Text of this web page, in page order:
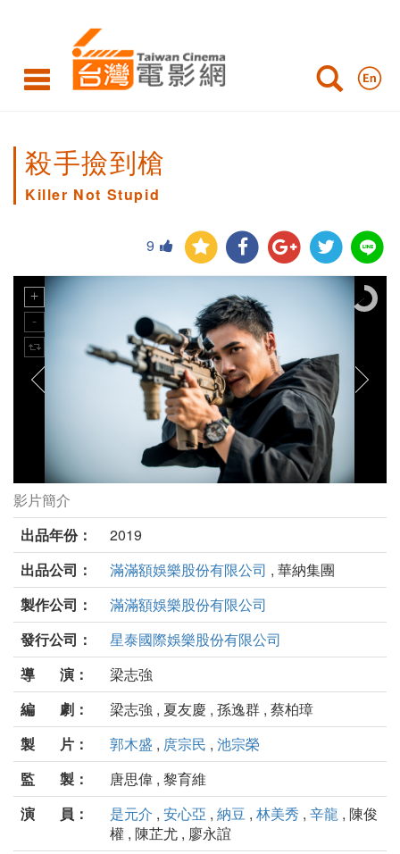
殺手撿到槍
Killer Not Stupid
9
殺手撿到槍劇照
影片簡介
出品年份：
2019
出品公司：
滿滿額娛樂股份有限公司 , 華納集團
製作公司：
滿滿額娛樂股份有限公司
發行公司：
星泰國際娛樂股份有限公司
導 演：
梁志強
編 劇：
梁志強 , 夏友慶 , 孫逸群 , 蔡柏璋
製 片：
郭木盛 , 庹宗民 , 池宗榮
監 製：
唐思偉 , 黎育維
演 員：
是元介 , 安心亞 , 納豆 , 林美秀 , 辛龍 , 陳俊
權 , 陳芷尤 , 廖永誼